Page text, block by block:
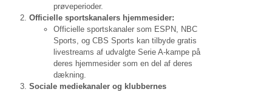
prøveperioder.
Officielle sportskanalers hjemmesider:
Officielle sportskanaler som ESPN, NBC
Sports, og CBS Sports kan tilbyde gratis
livestreams af udvalgte Serie A-kampe på
deres hjemmesider som en del af deres
dækning.
Sociale mediekanaler og klubbernes